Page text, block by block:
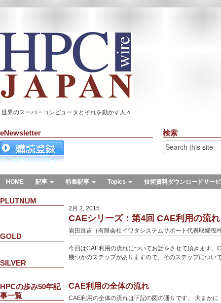
世界のスーパーコンピュータとそれを動かす人々
eNewsletter 検索
HOME 記事 特集記事 Topics 技術資料ダウンロードサー
PLUTNUM
GOLD
SILVER
HPCの歩み50年記
事一覧
2月 2, 2015
CAEシリーズ：第4回 CAE利用の流れ
岩田進吉（有限会社イワタシステムサポート代表取締役/
今回はCAE利用の流れについてお話をさせて頂きます。
幾つかのステップがありますので、そのステップについ
CAE利用の全体の流れ
CAE利用の全体の流れは下記の図の通りです。 大まかに